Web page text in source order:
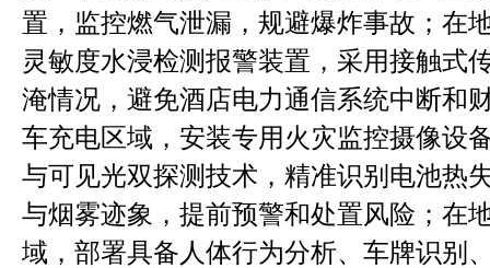
置，监控燃气泄漏，规避爆炸事故；在
灵敏度水浸检测报警装置，采用接触式
淹情况，避免酒店电力通信系统中断和
车充电区域，安装专用火灾监控摄像设
与可见光双探测技术，精准识别电池热
与烟雾迹象，提前预警和处置风险；在
域，部署具备人体行为分析、车牌识别